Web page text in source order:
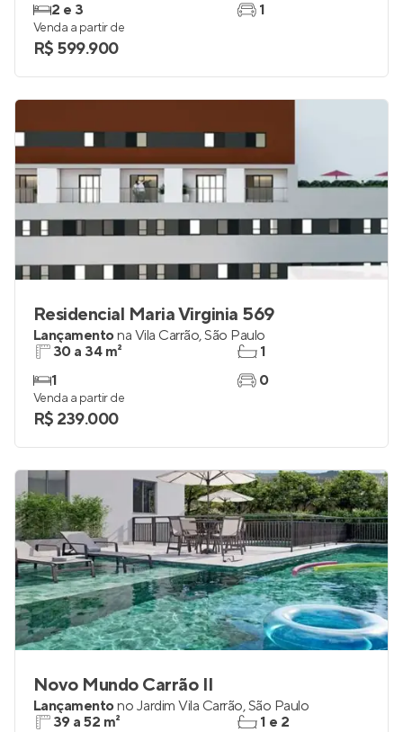
2 e 3
1
Venda a partir de
R$ 599.900
Residencial Maria Virginia 569
Lançamentona Vila Carrão,São Paulo
30 a 34 m²
1
1
0
Venda a partir de
R$ 239.000
Novo Mundo Carrão II
Lançamentono Jardim Vila Carrão,São Paulo
39 a 52 m²
1 e 2